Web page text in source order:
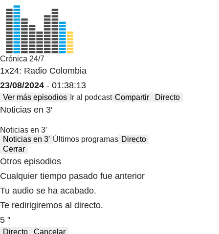
Crónica 24/7
1x24: Radio Colombia
23/08/2024 - 01:38:13
Ver más episodios Ir al podcast Compartir Directo
Noticias en 3′
Noticias en 3′
Noticias en 3′ Últimos programas Directo
Cerrar
Otros episodios
Cualquier tiempo pasado fue anterior
Tu audio se ha acabado.
Te redirigiremos al directo.
5 "
Directo Cancelar